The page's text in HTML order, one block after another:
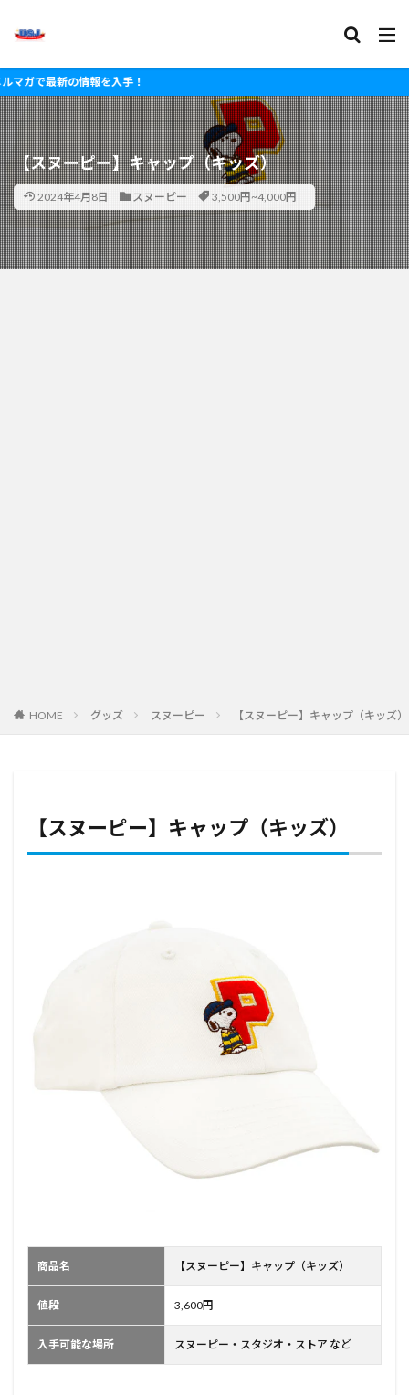
新の情報を入手！
【スヌーピー】キャップ（キッズ）
2024年4月8日 スヌーピー 3,500円~4,000円
HOME グッズ スヌーピー 【スヌーピー】キャップ（キッズ）
【スヌーピー】キャップ（キッズ）
商品名 【スヌーピー】キャップ（キッズ）
値段 3,600円
入手可能な場所 スヌーピー・スタジオ・ストア など